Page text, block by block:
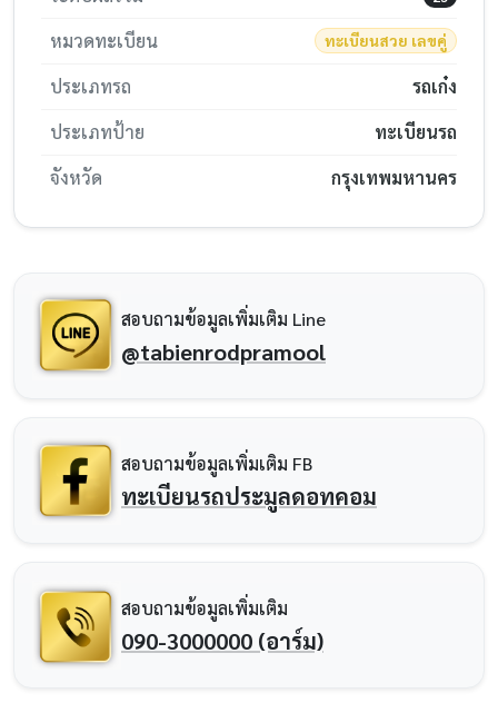
หมวดทะเบียน ทะเบียนสวย เลขคู่
ประเภทรถ
รถเก๋ง
ประเภทป้าย
ทะเบียนรถ
จังหวัด
กรุงเทพมหานคร
สอบถามข้อมูลเพิ่มเติม Line
@tabienrodpramool
สอบถามข้อมูลเพิ่มเติม FB
ทะเบียนรถประมูลดอทคอม
สอบถามข้อมูลเพิ่มเติม
090-3000000 (อาร์ม)